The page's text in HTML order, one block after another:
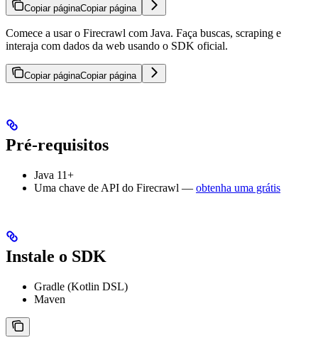
Copiar páginaCopiar página
Comece a usar o Firecrawl com Java. Faça buscas, scraping e
interaja com dados da web usando o SDK oficial.
Copiar páginaCopiar página
Pré-requisitos
Java 11+
Uma chave de API do Firecrawl — obtenha uma grátis
Instale o SDK
Gradle (Kotlin DSL)
Maven